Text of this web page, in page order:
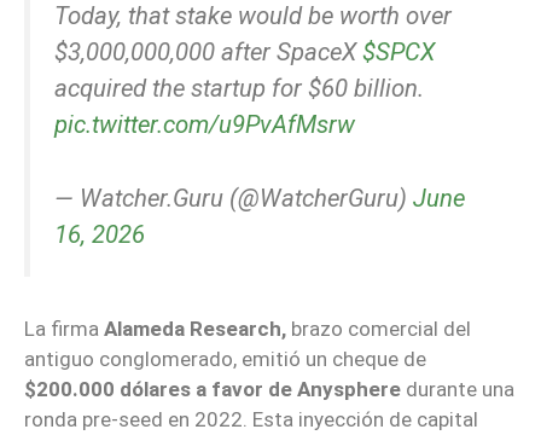
Today, that stake would be worth over
$3,000,000,000 after SpaceX$SPCX
acquired the startup for $60 billion.
pic.twitter.com/u9PvAfMsrw
— Watcher.Guru (@WatcherGuru) June
16, 2026
La firma Alameda Research, brazo comercial del
antiguo conglomerado, emitió un cheque de
$200.000 dólares a favor de Anysphere durante una
ronda pre-seed en 2022. Esta inyección de capital